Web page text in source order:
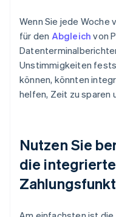
Wenn Sie jede Woche
für den Abgleich von
Unstimmigkeiten
können, könnten
helfen, Zeit zu sparen
Nutzen Sie
die integrierte